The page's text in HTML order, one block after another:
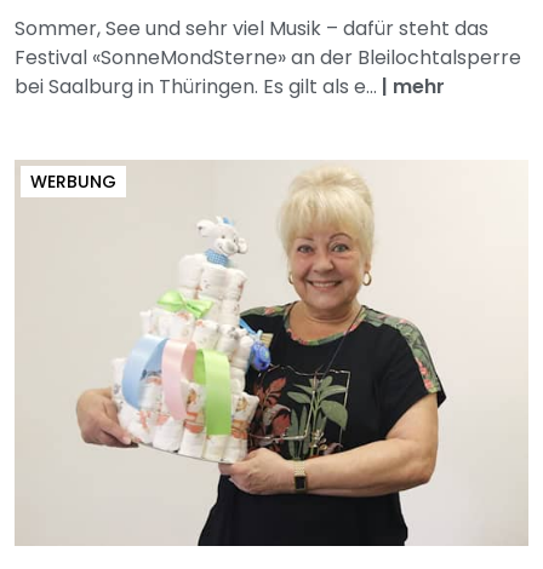
Sommer, See und sehr viel Musik – dafür steht das
Festival «SonneMondSterne» an der Bleilochtalsperre
bei Saalburg in Thüringen. Es gilt als e... | mehr
WERBUNG